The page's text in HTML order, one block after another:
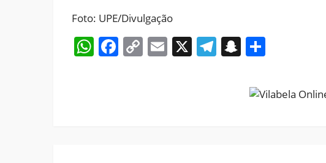
Foto: UPE/Divulgação
WhatsApp
Facebook
CopyEmail
X Telegram
Snapchat